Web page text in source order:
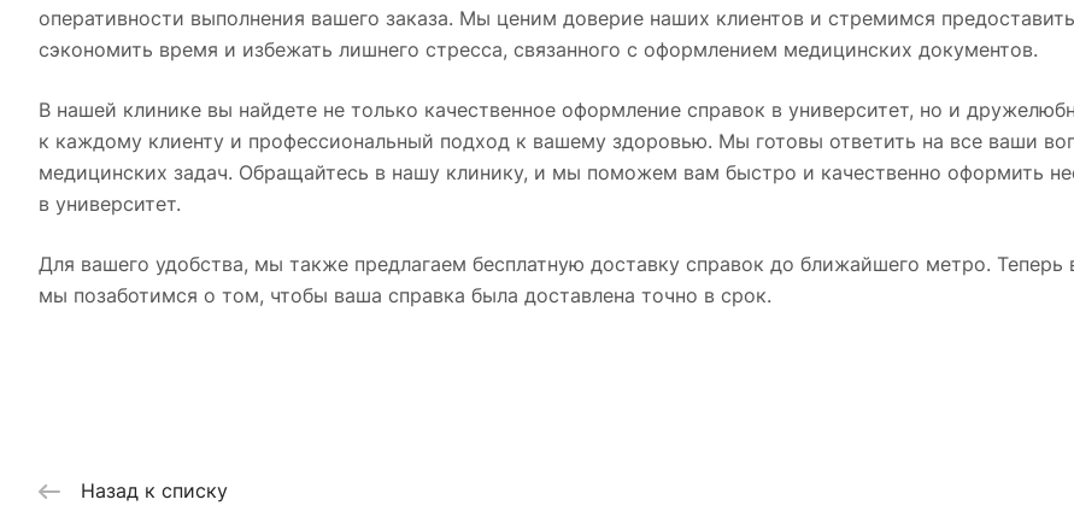
оперативности выполнения вашего заказа. Мы ценим доверие наших клиентов и стремимся
сэкономить время и избежать лишнего стресса, связанного с оформлением медицинских документов.
В нашей клинике вы найдете не только качественное оформление справок в университет, но и
к каждому клиенту и профессиональный подход к вашему здоровью. Мы готовы ответить на все ваши
медицинских задач. Обращайтесь в нашу клинику, и мы поможем вам быстро и качественно оформить
в университет.
Для вашего удобства, мы также предлагаем бесплатную доставку справок до ближайшего метро.
мы позаботимся о том, чтобы ваша справка была доставлена точно в срок.
Назад к списку